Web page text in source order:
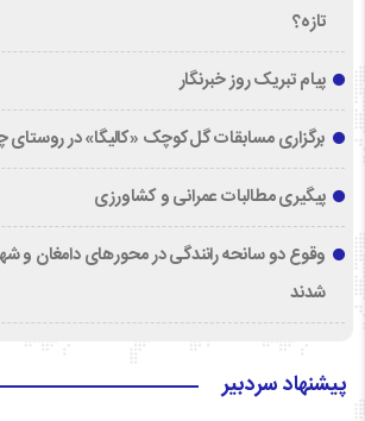
تازه؟
پیام تبریک روز خبرنگار
برگزاری مسابقات گل‌کوچک «کالیگا» در روستای
پیگیری مطالبات عمرانی و کشاورزی
شدند
پیشنهاد سردبیر